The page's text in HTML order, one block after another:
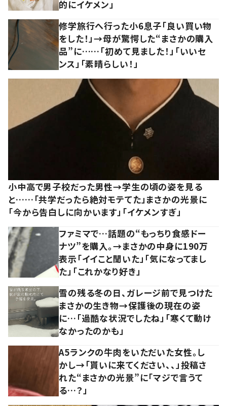
的にイケメン」
修学旅行へ行った小6息子「良い買い物
をした！」→母が驚愕した“まさかの購入
品”に……「初めて見ました！」「いいセ
ンス」「素晴らしい！」
小中高で男子校だった男性→学生の頃の姿を見る
と……「共学だったら絶対モテてた」まさかの光景に
「今から告白しに向かいます」「イケメンすぎ」
ファミマで…話題の“もっちり食感ドー
ナツ”を購入。→まさかの中身に190万
表示「イイこと聞いた」「気になってまし
た」「これかなり好き」
雪の残る冬の日、ガレージ前で見つけた
まさかの生き物→保護後の現在の姿
に…「過酷な状況でしたね」「寒くて動け
なかったのかも」
A5ランクの牛肉をいただいた女性。し
かし→「貰いに来てください、、」投稿さ
れた“まさかの光景”に「マジで言うて
る…？」